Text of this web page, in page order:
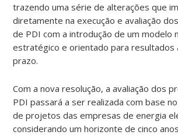
trazendo uma série de alterações que
diretamente na execução e avaliação
de PDI com a introdução de um modelo
estratégico e orientado para resultados
prazo.
Com a nova resolução, a avaliação dos
PDI passará a ser realizada com base
de projetos das empresas de energia
considerando um horizonte de cinco